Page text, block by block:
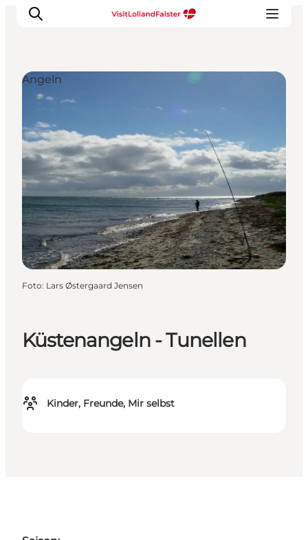
Familienurlaub
Kultur
Gastronomie
Urlaubsplaner
Küstenangeln - Tunellen
Kinder, Freunde, Mir selbst
Angeln
Foto: Lars Østergaard Jensen